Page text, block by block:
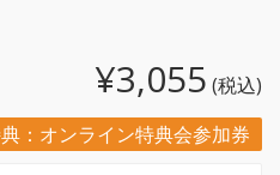
¥3,055 (税込)
：オンライン特典会参加券